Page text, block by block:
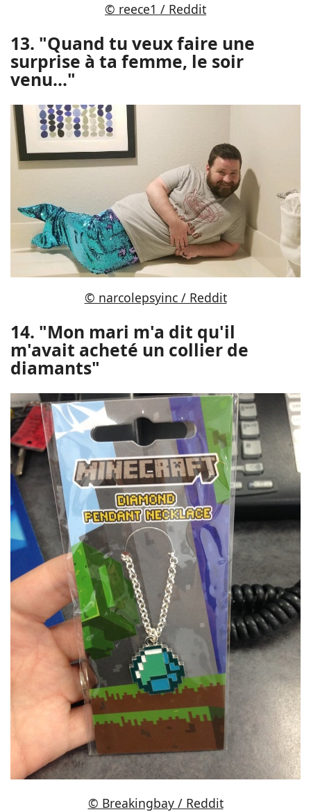
© reece1 / Reddit
13. "Quand tu veux faire une
surprise à ta femme, le soir
venu..."
© narcolepsyinc / Reddit
14. "Mon mari m'a dit qu'il
m'avait acheté un collier de
diamants"
© Breakingbay / Reddit